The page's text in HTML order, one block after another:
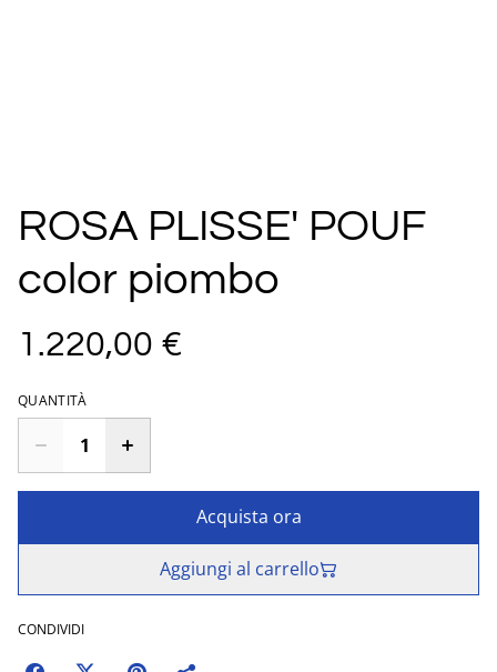
ROSA PLISSE' POUF
color piombo
1.220,00 €
QUANTITÀ
Acquista ora
Aggiungi al carrello
CONDIVIDI